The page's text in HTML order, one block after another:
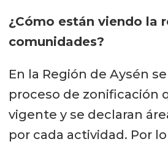
¿Cómo están viendo la
comunidades?
En la Región de Aysén
proceso de zonificación
vigente y se declaran
por cada actividad. Por